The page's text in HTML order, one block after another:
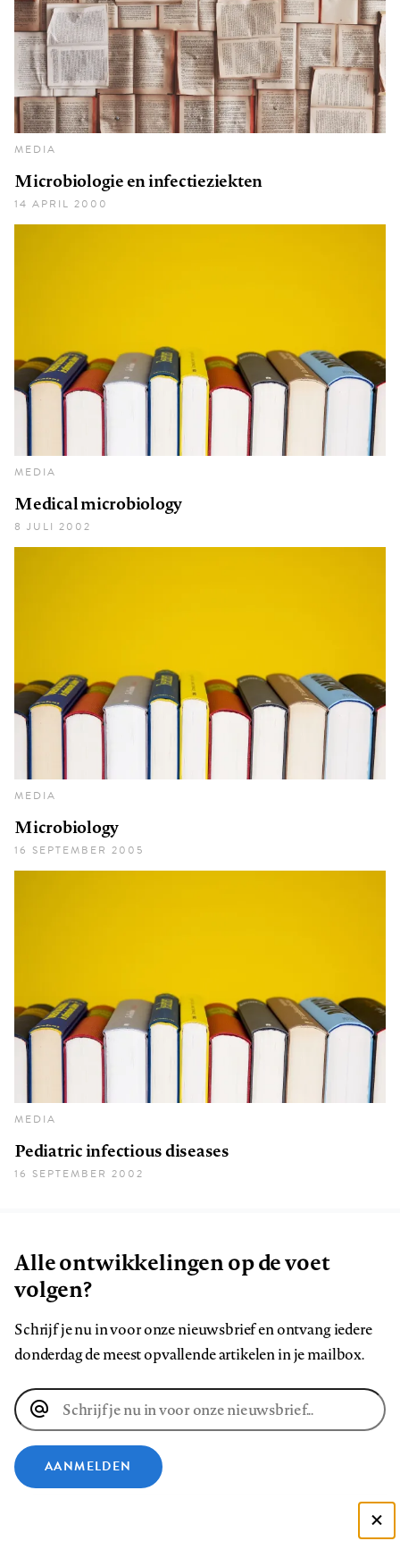
MEDIA
Microbiologie en infectieziekten
14 APRIL 2000
MEDIA
Medical microbiology
8 JULI 2002
MEDIA
Microbiology
16 SEPTEMBER 2005
MEDIA
Pediatric infectious diseases
16 SEPTEMBER 2002
Alle ontwikkelingen op de voet
volgen?
Schrijf je nu in voor onze nieuwsbrief en ontvang iedere
donderdag de meest opvallende artikelen in je mailbox.
E-
mailadres
AANMELDEN